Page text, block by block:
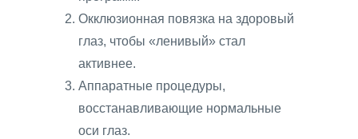
Окклюзионная повязка на здоровый
глаз, чтобы «ленивый» стал
активнее.
Аппаратные процедуры,
восстанавливающие нормальные
оси глаз.